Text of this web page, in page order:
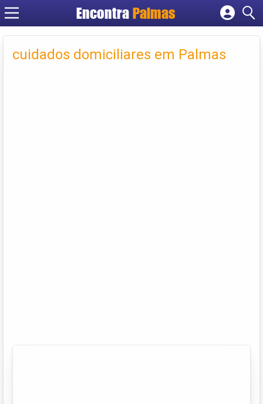
Encontra Palmas
Cadastrar empresa
Criar conta
cuidados domiciliares em Palmas